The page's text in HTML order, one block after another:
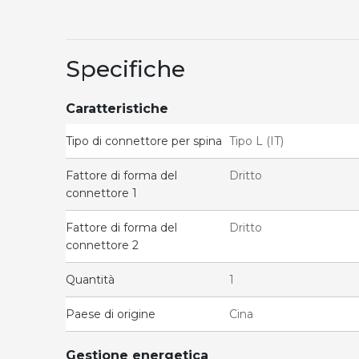
Specifiche
Caratteristiche
Tipo di connettore per spina Tipo L (IT)
Fattore di forma del
connettore 1
Dritto
Fattore di forma del
connettore 2
Dritto
Quantità 1
Paese di origine Cina
Gestione energetica